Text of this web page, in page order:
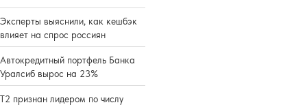
Эксперты выяснили, как кешбэк
влияет на спрос россиян
Автокредитный портфель Банка
Уралсиб вырос на 23%
Т2 признан лидером по числу